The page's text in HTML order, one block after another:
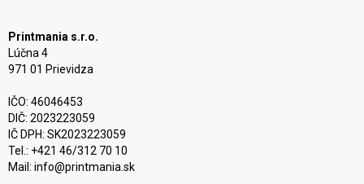
Printmania s.r.o.
Lúčna 4
971 01 Prievidza
IČO: 46046453
DIČ: 2023223059
IČ DPH: SK2023223059
Tel.: +421 46/312 70 10
Mail: info@printmania.sk